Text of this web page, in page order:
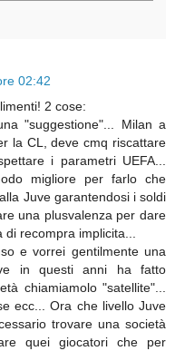
02:42
2 cose:
"suggestione"... Milan a
la CL, deve cmq riscattare
i parametri UEFA...
migliore per farlo che
Juve garantendosi i soldi
una plusvalenza per dare
recompra implicita...
e vorrei gentilmente una
in questi anni ha fatto
chiamiamolo "satellite"...
ecc... Ora che livello Juve
trovare una società
quei giocatori che per